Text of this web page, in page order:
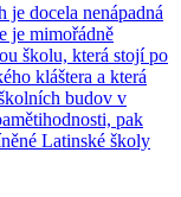
je docela nenápadná
je mimořádně
školu, která stojí po
kláštera a která
budov v
pak
Latinské školy